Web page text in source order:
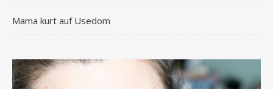
Mama kurt auf Usedom